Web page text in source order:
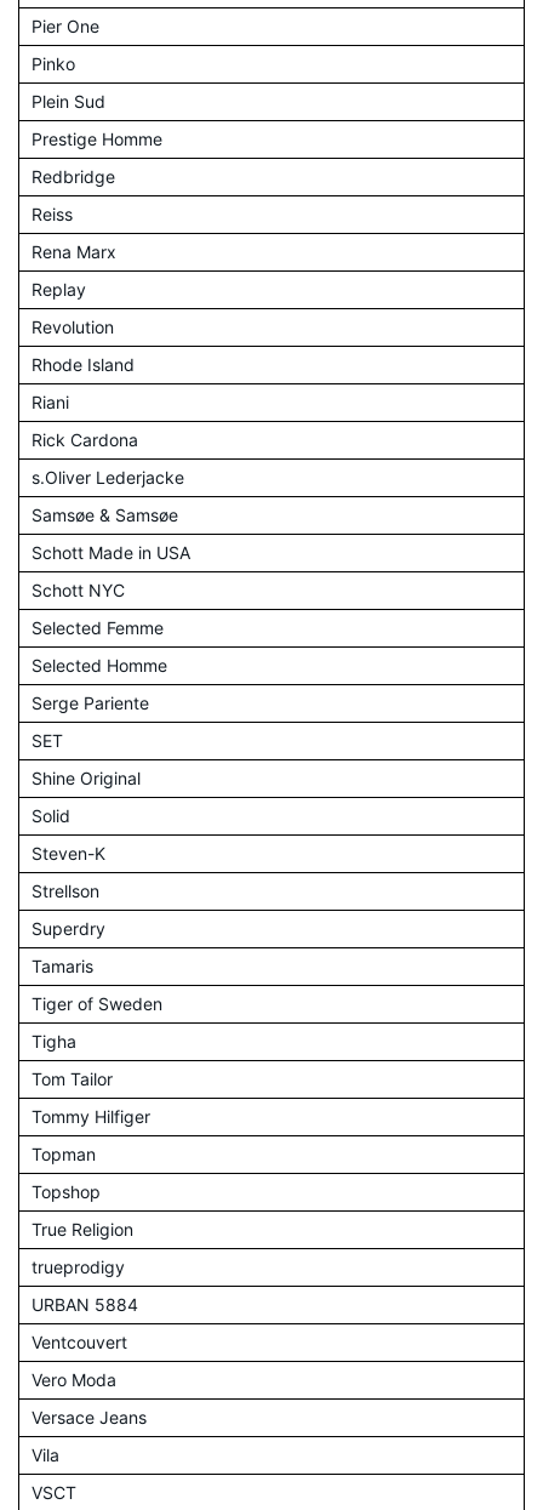
Pier One
Pinko
Plein Sud
Prestige Homme
Redbridge
Reiss
Rena Marx
Replay
Revolution
Rhode Island
Riani
Rick Cardona
s.Oliver Lederjacke
Samsøe & Samsøe
Schott Made in USA
Schott NYC
Selected Femme
Selected Homme
Serge Pariente
SET
Shine Original
Solid
Steven-K
Strellson
Superdry
Tamaris
Tiger of Sweden
Tigha
Tom Tailor
Tommy Hilfiger
Topman
Topshop
True Religion
trueprodigy
URBAN 5884
Ventcouvert
Vero Moda
Versace Jeans
Vila
VSCT